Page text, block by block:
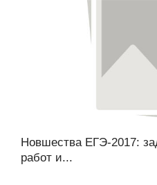
Новшества ЕГЭ-2017:
работ и...